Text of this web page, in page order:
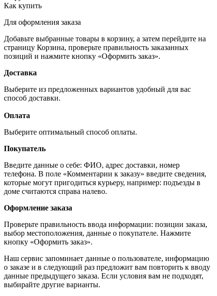
Как купить
Для оформления заказа
Добавьте выбранные товары в корзину, а затем перейдите на
страницу Корзина, проверьте правильность заказанных
позиций и нажмите кнопку «Оформить заказ».
Доставка
Выберите из предложенных вариантов удобный для вас
способ доставки.
Оплата
Выберите оптимальный способ оплаты.
Покупатель
Введите данные о себе: ФИО, адрес доставки, номер
телефона. В поле «Комментарии к заказу» введите сведения,
которые могут пригодиться курьеру, например: подъезды в
доме считаются справа налево.
Оформление заказа
Проверьте правильность ввода информации: позиции заказа,
выбор местоположения, данные о покупателе. Нажмите
кнопку «Оформить заказ».
Наш сервис запоминает данные о пользователе, информацию
о заказе и в следующий раз предложит вам повторить к вводу
данные предыдущего заказа. Если условия вам не подходят,
выбирайте другие варианты.